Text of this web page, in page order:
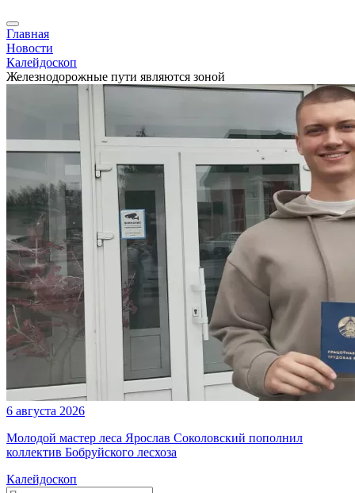
Главная
Новости
Калейдоскоп
Железнодорожные пути являются зоной
6 августа 2026
Молодой мастер леса Ярослав Соколовский пополнил
коллектив Бобруйского лесхоза
Калейдоскоп